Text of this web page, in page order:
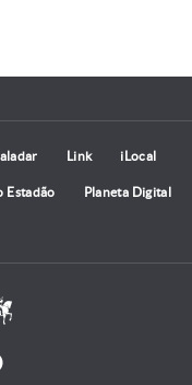
Link iLocal
Estadão Planeta Digital